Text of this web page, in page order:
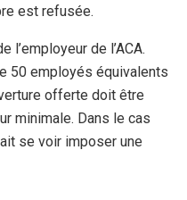
est refusée.
l’employeur de l’ACA.
50 employés équivalents
offerte doit être
minimale. Dans le cas
se voir imposer une